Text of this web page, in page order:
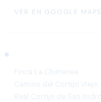
VER EN GOOGLE MAPS